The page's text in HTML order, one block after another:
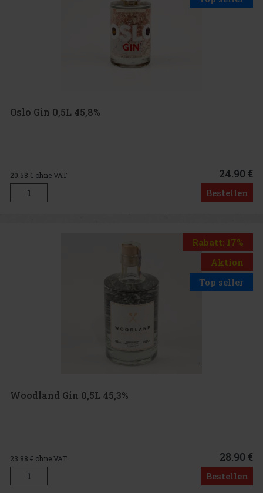
Oslo Gin 0,5L 45,8%
20.58 € ohne VAT 24.90 €
Bestellen
Rabatt: 17%
Aktion
Top seller
Woodland Gin 0,5L 45,3%
23.88 € ohne VAT 28.90 €
Bestellen